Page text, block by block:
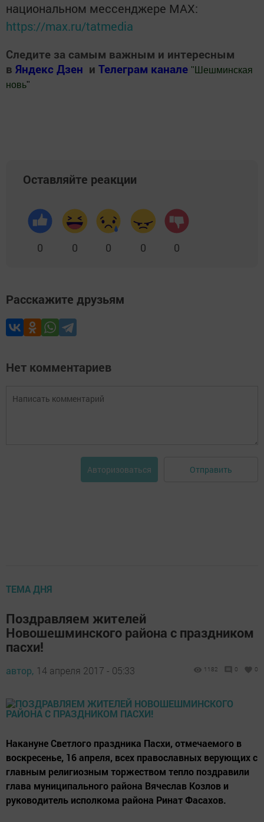
национальном мессенджере MАХ:
https://max.ru/tatmedia
Следите за самым важным и интересным
в Яндекс Дзен и Телеграм канале " Шешминская
новь"
Оставляйте реакции
0 0 0 0 0
Расскажите друзьям
Нет комментариев
Авторизоваться Отправить
ТЕМА ДНЯ
Поздравляем жителей
Новошешминского района с праздником
пасхи!
автор, 14 апреля 2017 - 05:33 1182 0 0
Накануне Светлого праздника Пасхи, отмечаемого в
воскресенье, 16 апреля, всех православных верующих с
главным религиозным торжеством тепло поздравили
глава муниципального района Вячеслав Козлов и
руководитель исполкома района Ринат Фасахов.